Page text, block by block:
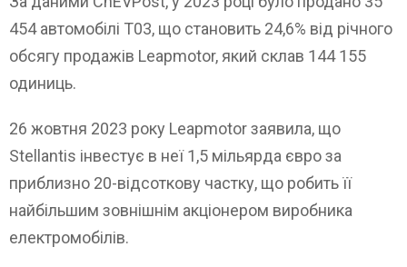
454 автомобілі T03, що становить 24,6% від річного
обсягу продажів Leapmotor, який склав 144 155
одиниць.
26 жовтня 2023 року Leapmotor заявила, що
Stellantis інвестує в неї 1,5 мільярда євро за
приблизно 20-відсоткову частку, що робить її
найбільшим зовнішнім акціонером виробника
електромобілів.